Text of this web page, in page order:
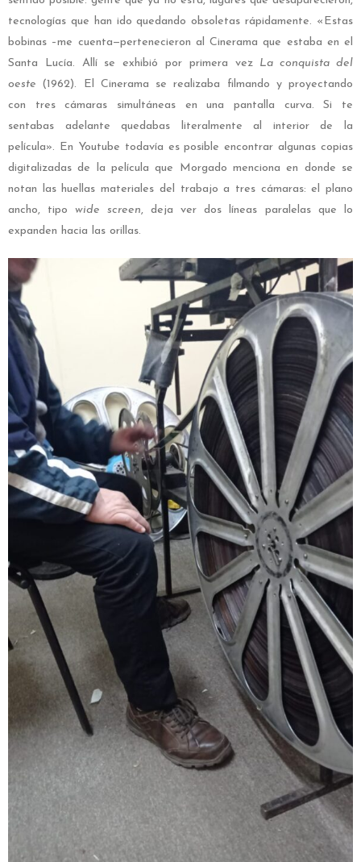
tecnologías que han ido quedando obsoletas rápidamente. «Estas
bobinas –me cuenta—pertenecieron al Cinerama que estaba en el
Santa Lucía. Allí se exhibió por primera vez La conquista del
oeste (1962). El Cinerama se realizaba filmando y proyectando
con tres cámaras simultáneas en una pantalla curva. Si te
sentabas adelante quedabas literalmente al interior de la
película». En Youtube todavía es posible encontrar algunas copias
digitalizadas de la película que Morgado menciona en donde se
notan las huellas materiales del trabajo a tres cámaras: el plano
ancho, tipowide screen, deja ver dos líneas paralelas que lo
expanden hacia las orillas.